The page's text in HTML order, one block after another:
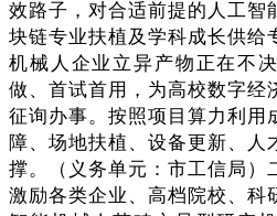
效路子，对合适前提的人工智
块链专业扶植及学科成长供给
机械人企业立异产物正在不
做、首试首用，为高校数字经
征询办事。按照项目算力利用
障、场地扶植、设备更新、人
撑。（义务单元：市工信局）
激励各类企业、高档院校、科